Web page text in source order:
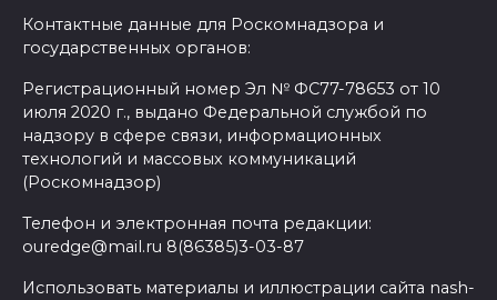
Контактные данные для Роскомнадзора и
государственных органов:
Регистрационный номер Эл № ФС77-78653 от 10
июля 2020 г., выдано Федеральной службой по
надзору в сфере связи, информационных
технологий и массовых коммуникаций
(Роскомнадзор)
Телефон и электронная почта редакции:
ouredge@mail.ru 8(86385)3-03-87
Использовать материалы и иллюстрации сайта nash-